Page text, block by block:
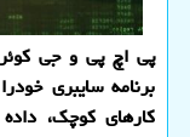
پی اچ پی و جی
برنامه سایبری
کارهای کوچک،